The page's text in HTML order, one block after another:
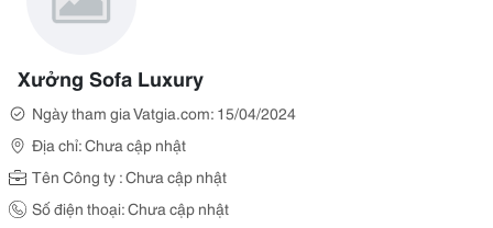
Xưởng Sofa Luxury
Ngày tham gia Vatgia.com: 15/04/2024
Địa chỉ: Chưa cập nhật
Tên Công ty : Chưa cập nhật
Số điện thoại: Chưa cập nhật